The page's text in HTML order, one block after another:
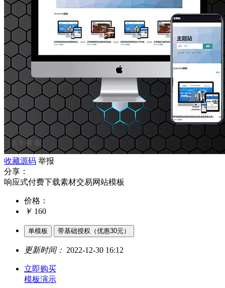
收藏源码 举报
分享：
响应式付费下载素材交易网站模板
价格：
￥ 160
单模板 带基础授权（优惠30元）
更新时间： 2022-12-30 16:12
立即购买
模板演示